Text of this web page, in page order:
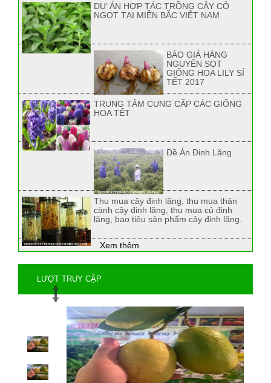
DỰ ÁN HỢP TÁC TRỒNG CÂY CỎ
NGỌT TẠI MIỀN BẮC VIỆT NAM
BÁO GIÁ HÀNG
NGUYÊN SỌT
GIỐNG HOA LILY SỈ
TẾT 2017
TRUNG TÂM CUNG CẤP CÁC GIỐNG
HOA TẾT
Đề Án Đinh Lăng
Thu mua cây đinh lăng, thu mua thân
cành cây đinh lăng, thu mua củ đinh
lăng, bao tiêu sản phẩm cây đinh lăng.
Xem thêm
LƯỢT TRUY CẬP